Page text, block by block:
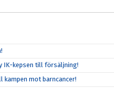
IK-kepsen till försäljning!
mot barncancer!